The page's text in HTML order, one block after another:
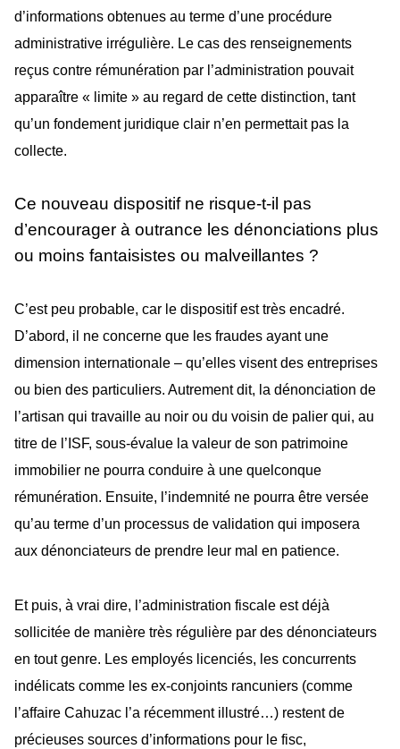
d’informations obtenues au terme d’une procédure
administrative irrégulière. Le cas des renseignements
reçus contre rémunération par l’administration pouvait
apparaître « limite » au regard de cette distinction, tant
qu’un fondement juridique clair n’en permettait pas la
collecte.
Ce nouveau dispositif ne risque-t-il pas
d’encourager à outrance les dénonciations plus
ou moins fantaisistes ou malveillantes ?
C’est peu probable, car le dispositif est très encadré.
D’abord, il ne concerne que les fraudes ayant une
dimension internationale – qu’elles visent des entreprises
ou bien des particuliers. Autrement dit, la dénonciation de
l’artisan qui travaille au noir ou du voisin de palier qui, au
titre de l’ISF, sous-évalue la valeur de son patrimoine
immobilier ne pourra conduire à une quelconque
rémunération. Ensuite, l’indemnité ne pourra être versée
qu’au terme d’un processus de validation qui imposera
aux dénonciateurs de prendre leur mal en patience.
Et puis, à vrai dire, l’administration fiscale est déjà
sollicitée de manière très régulière par des dénonciateurs
en tout genre. Les employés licenciés, les concurrents
indélicats comme les ex-conjoints rancuniers (comme
l’affaire Cahuzac l’a récemment illustré…) restent de
précieuses sources d’informations pour le fisc,